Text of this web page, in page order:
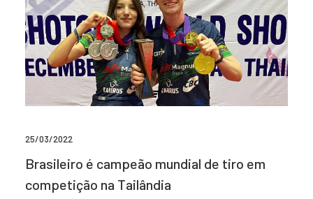
25/03/2022
Brasileiro é campeão mundial de tiro em
competição na Tailândia